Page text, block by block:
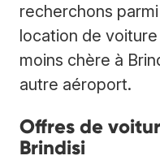
recherchons
location de
moins chère à
autre aéroport.
Offres de
Brindisi